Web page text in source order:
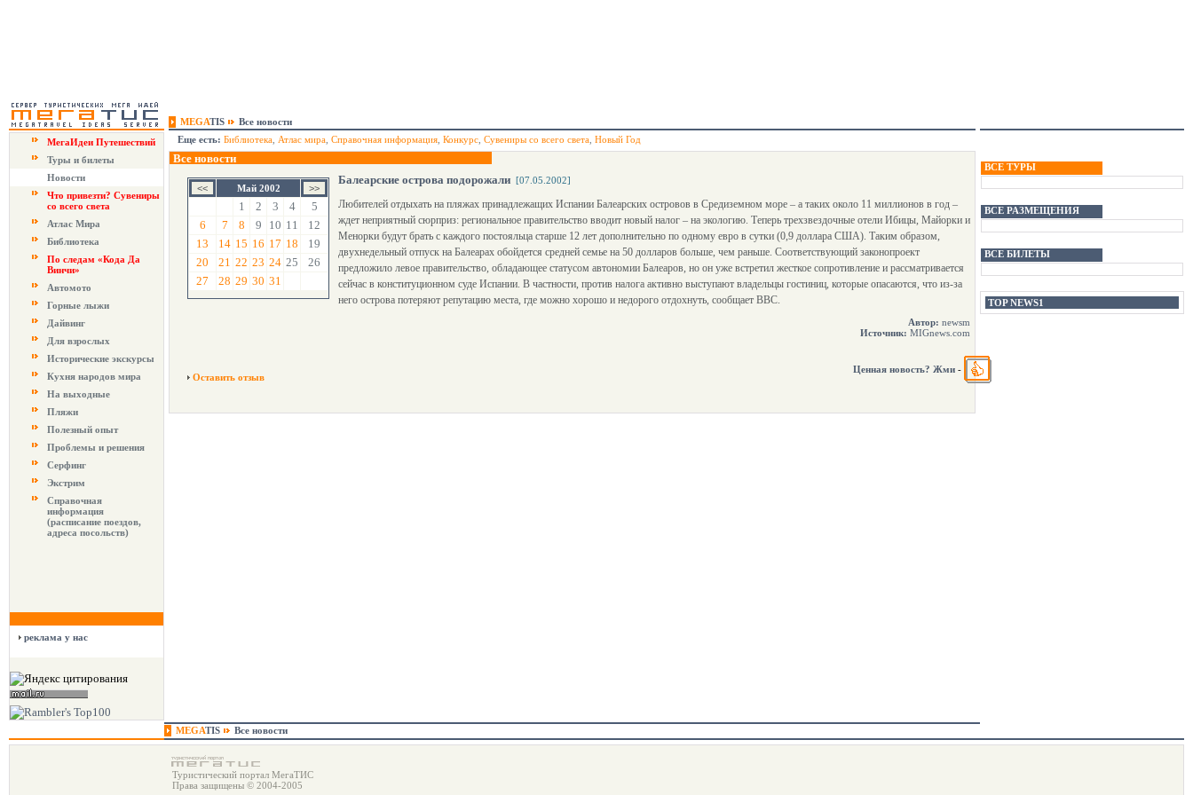
MEGATIS
Все новости
МегаИдеи Путешествий
Туры и билеты
Новости
Что привезти? Сувениры
со всего света
Атлас Мира
Библиотека
По следам «Кода Да
Винчи»
Автомото
Горные лыжи
Дайвинг
Для взрослых
Исторические экскурсы
Кухня народов мира
На выходные
Пляжи
Полезный опыт
Проблемы и решения
Серфинг
Экстрим
Справочная
информация
(расписание поездов,
адреса посольств)
реклама у нас
Еще есть: Библиотека Атлас мира Справочная информация Конкурс Сувениры со всего света Новый Год
Все новости
Май 2002
1 2 3 4
5
6
7 8 9 10 11
12
13
14 15 16 17 18
19
20
21 22 23 24 25
26
27
28 29 30 31
Балеарские острова подорожали [07.05.2002]
Любителей отдыхать на пляжах принадлежащих Испании Балеарских островов в Средиземном море – а таких около 11 миллионов в год –
ждет неприятный сюрприз: региональное правительство вводит новый налог – на экологию. Теперь трехзвездочные отели Ибицы, Майорки и
Менорки будут брать с каждого постояльца старше 12 лет дополнительно по одному евро в сутки (0,9 доллара США). Таким образом,
двухнедельный отпуск на Балеарах обойдется средней семье на 50 долларов больше, чем раньше. Соответствующий законопроект
предложило левое правительство, обладающее статусом автономии Балеаров, но он уже встретил жесткое сопротивление и рассматривается
сейчас в конституционном суде Испании. В частности, против налога активно выступают владельцы гостиниц, которые опасаются, что из-за
него острова потеряют репутацию места, где можно хорошо и недорого отдохнуть, сообщает ВВС.
Автор: newsm
Источник: MIGnews.com
Оставить отзыв
Ценная новость? Жми -
ВСЕ ТУРЫ
ВСЕ РАЗМЕЩЕНИЯ
ВСЕ БИЛЕТЫ
TOP NEWS1
MEGATIS Все новости
Туристический портал МегаТИС
Права защищены © 2004-2005